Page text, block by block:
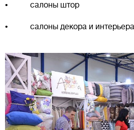
• салоны штор
• салоны декора и интерьера